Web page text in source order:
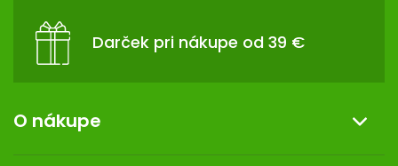
Darček pri nákupe od 39 €
O nákupe